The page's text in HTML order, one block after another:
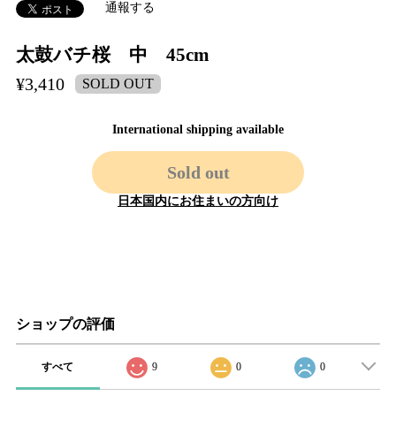
太鼓バチ桜 中 45cm
¥3,410 SOLD OUT
International shipping available
Sold out
日本国内にお住まいの方向け
通報する
ショップの評価
すべて 9 0 0